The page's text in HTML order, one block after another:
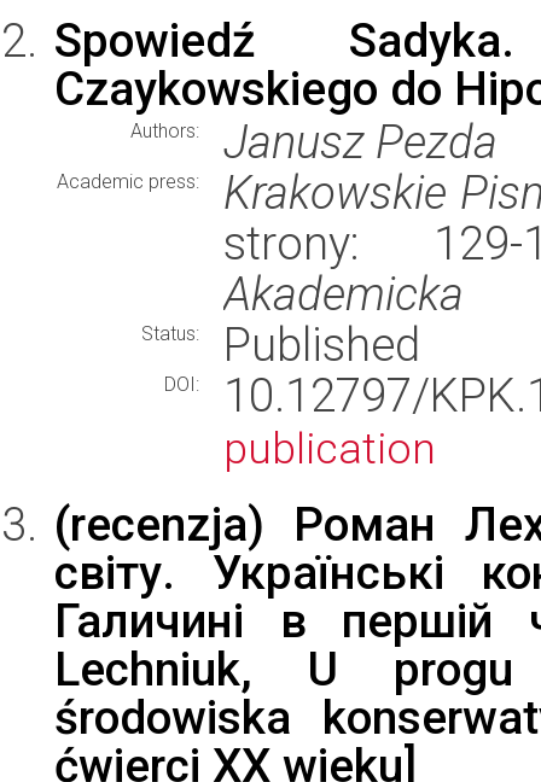
Spowiedź
Czaykowskiego do
Authors: Janusz Pezda
Academic press:
Krakowskie
strony:
Akademicka
Status: Published
DOI: 10.12797/
publication
(recenzja) Роман
світу. Українські
Галичині в першій
Lechniuk, U progu
środowiska
ćwierci XX wieku]